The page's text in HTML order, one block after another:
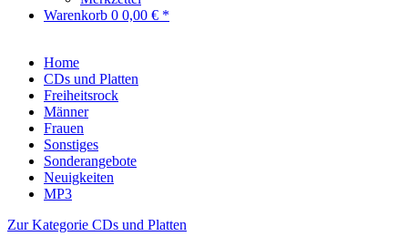
Warenkorb 0 0,00 € *
Home
CDs und Platten
Freiheitsrock
Männer
Frauen
Sonstiges
Sonderangebote
Neuigkeiten
MP3
Zur Kategorie CDs und Platten